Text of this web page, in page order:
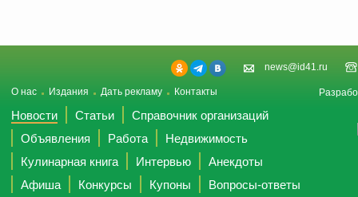
news@id41.ru
О нас Издания Дать рекламу Контакты
Новости Статьи
Справочник организаций
Объявления
Работа
Недвижимость
Кулинарная книга
Интервью
Анекдоты
Афиша
Конкурсы Купоны
Вопросы-ответы